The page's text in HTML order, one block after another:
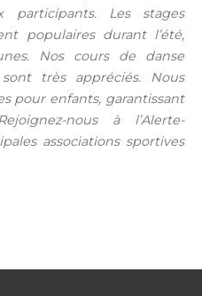
participants. Les stages
populaires durant l’été,
Nos cours de danse
très appréciés. Nous
pour enfants, garantissant
nous à l’Alerte-
associations sportives